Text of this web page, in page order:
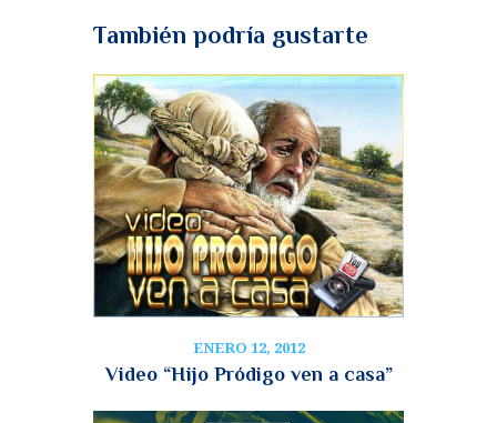
También podría gustarte
ENERO 12, 2012
Video “Hijo Pródigo ven a casa”